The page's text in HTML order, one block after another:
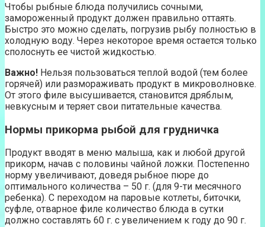
Чтобы рыбные блюда получились сочными,
замороженный продукт должен правильно оттаять.
Быстро это можно сделать, погрузив рыбу полностью в
холодную воду. Через некоторое время остается только
сполоснуть ее чистой жидкостью.
Важно! Нельзя пользоваться теплой водой (тем более
горячей) или размораживать продукт в микроволновке.
От этого филе высушивается, становится дряблым,
невкусным и теряет свои питательные качества.
Нормы прикорма рыбой для грудничка
Продукт вводят в меню малыша, как и любой другой
прикорм, начав с половины чайной ложки. Постепенно
норму увеличивают, доведя рыбное пюре до
оптимального количества – 50 г. (для 9-ти месячного
ребенка). С переходом на паровые котлеты, биточки,
суфле, отварное филе количество блюда в сутки
должно составлять 60 г. с увеличением к году до 90 г.